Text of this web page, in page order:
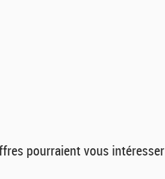
pourraient vous intéresser